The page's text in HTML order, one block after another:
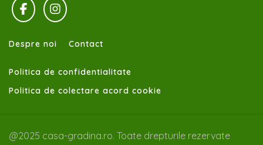
Despre noi Contact
Politica de confidentialitate
Politica de colectare acord cookie
@2025 casa-gradina.ro. Toate drepturile rezervate